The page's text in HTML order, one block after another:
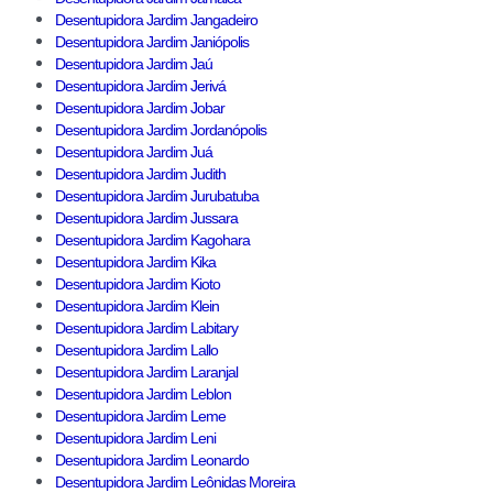
Desentupidora Jardim Jangadeiro
Desentupidora Jardim Janiópolis
Desentupidora Jardim Jaú
Desentupidora Jardim Jerivá
Desentupidora Jardim Jobar
Desentupidora Jardim Jordanópolis
Desentupidora Jardim Juá
Desentupidora Jardim Judith
Desentupidora Jardim Jurubatuba
Desentupidora Jardim Jussara
Desentupidora Jardim Kagohara
Desentupidora Jardim Kika
Desentupidora Jardim Kioto
Desentupidora Jardim Klein
Desentupidora Jardim Labitary
Desentupidora Jardim Lallo
Desentupidora Jardim Laranjal
Desentupidora Jardim Leblon
Desentupidora Jardim Leme
Desentupidora Jardim Leni
Desentupidora Jardim Leonardo
Desentupidora Jardim Leônidas Moreira